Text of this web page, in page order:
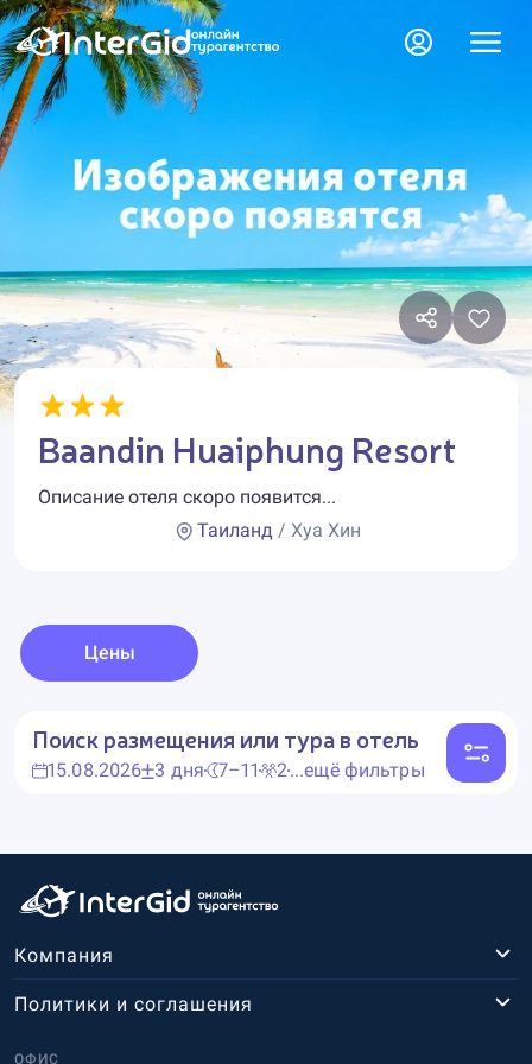
Baandin Huaiphung Resort
Описание отеля скоро появится...
Таиланд/ Хуа Хин
Цены
Поиск размещения или тура в отель
15.08.2026 3 дня 7–11 2...ещё фильтры
Компания
ОФИС
Политики и соглашения